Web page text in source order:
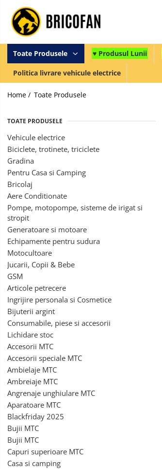
Toate Produsele
Vehicule electrice
Atv
Cu permis
Fără permis
Motocross
Piese de schimb vehicule electrice
Scutere electrice
Scutere pe benzina
Tricicluri cargo fara permis
Tricicluri persoane
Trotinete electrice
Biciclete, trotinete, triciclete
Biciclete electrice
Gradina
Motoburghie si accesorii
Accesorii motoburghie
Motoburghie
Drujbe, fierastraie electrice
Drujbe pe benzina
Drujbe cu acumulator
Consumabile drujbe, fierastraie
electrice
Drujbe electrice
Unelte electrice busteni
Mori cereale si batoze porumb
Batoze - mori desfacat porumb
Granulatoare
Mori pentru cereale
Mori pentru fructe si legume
Toate Produsele ♥ Produsul Lunii
Politica livrare vehicule electrice
Home / Toate Produsele
TOATE PRODUSELE
Vehicule electrice
Biciclete, trotinete, triciclete
Gradina
Pentru Casa si Camping
Bricolaj
Aere Conditionate
Pompe, motopompe, sisteme de irigat si
stropit
Generatoare si motoare
Echipamente pentru sudura
Motocultoare
Jucarii, Copii & Bebe
GSM
Articole petrecere
Ingrijire personala si Cosmetice
Bijuterii argint
Consumabile, piese si accesorii
Lichidare stoc
Accesorii MTC
Accesorii speciale MTC
Ambielaje MTC
Ambreiaje MTC
Angrenaje unghiulare MTC
Aparatoare MTC
Blackfriday 2025
Bujii MTC
Bujii MTC
Capuri superioare MTC
Casa si camping